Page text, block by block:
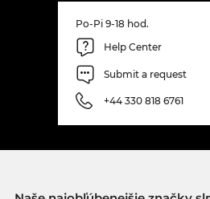
Po-Pi 9-18 hod.
Help Center
Submit a request
+44 330 818 6761